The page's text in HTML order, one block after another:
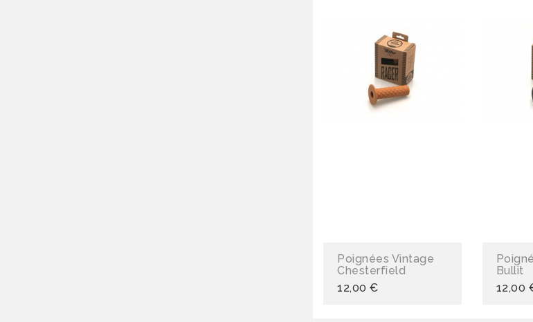
Poignées Vintage
Chesterfield
12,00 €
Bullit
12,00